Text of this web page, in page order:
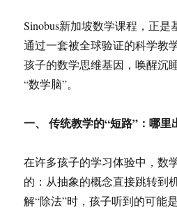
Sinobus新加坡数学课程，正
通过一套被全球验证的科学教
孩子的数学思维基因，唤醒沉
“数学脑”。
一、 传统教学的“短路”：哪里
在许多孩子的学习体验中，数
的：从抽象的概念直接跳转到
解“除法”时，孩子听到的可能